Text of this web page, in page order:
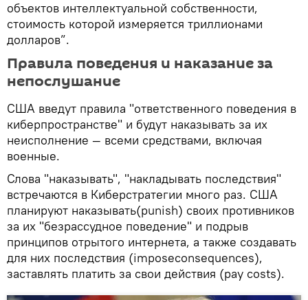
объектов интеллектуальной собственности,
стоимость которой измеряется триллионами
долларов”.
Правила поведения и наказание за
непослушание
США введут правила "ответственного поведения в
киберпространстве" и будут наказывать за их
неисполнение — всеми средствами, включая
военные.
Слова "наказывать", "накладывать последствия"
встречаются в Киберстратегии много раз. США
планируют наказывать(punish) своих противников
за их "безрассудное поведение" и подрыв
принципов отрытого интернета, а также создавать
для них последствия (imposeconsequences),
заставлять платить за свои действия (pay costs).